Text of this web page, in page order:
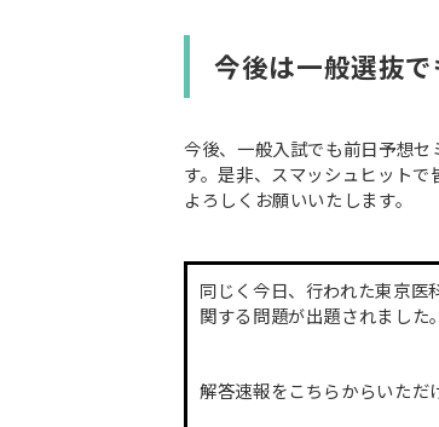
今後は一般選抜
今後、一般入試でも前日予想
す。是非、スマッシュヒットで
よろしくお願いいたします。
同じく今日、行われた東京
関する問題が出題されました。
解答速報をこちらからいただ